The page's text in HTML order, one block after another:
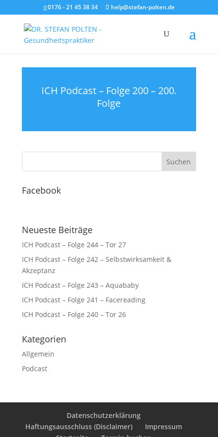
0176 - 21 45 38 34 help@stefan-polten.de
ICH Podcast – Folge 200 – 200.
Folge
Facebook
Neueste Beiträge
ICH Podcast – Folge 244 – Tor 27
ICH Podcast – Folge 242 – Selbstwirksamkeit &
Akzeptanz
ICH Podcast – Folge 243 – Aquababy
ICH Podcast – Folge 241 – Facereading
ICH Podcast – Folge 240 – Tor 26
Kategorien
Allgemein
Podcast
Datenschutzerklärung
Haftungsausschluss (Disclaimer)
Impressum